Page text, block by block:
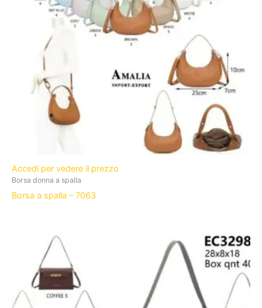
Accedi per vedere il prezzo
Borsa donna a spalla
Borsa a spalla – 7063